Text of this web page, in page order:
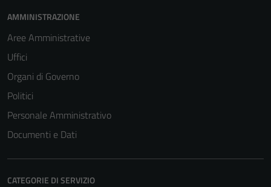
AMMINISTRAZIONE
Aree Amministrative
Uffici
Organi di Governo
Politici
Personale Amministrativo
Documenti e Dati
CATEGORIE DI SERVIZIO